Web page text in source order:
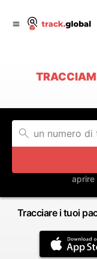
aprire
Tracciare i tuoi